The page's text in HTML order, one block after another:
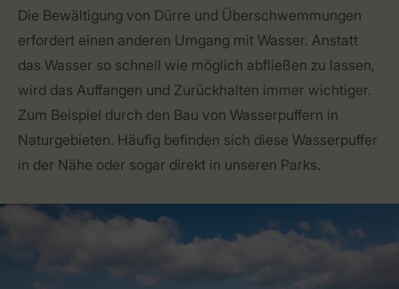
Die Bewältigung von Dürre und Überschwemmungen
erfordert einen anderen Umgang mit Wasser. Anstatt
das Wasser so schnell wie möglich abfließen zu lassen,
wird das Auffangen und Zurückhalten immer wichtiger.
Zum Beispiel durch den Bau von Wasserpuffern in
Naturgebieten. Häufig befinden sich diese Wasserpuffer
in der Nähe oder sogar direkt in unseren Parks.